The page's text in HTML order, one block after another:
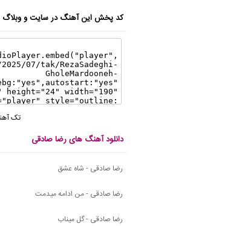
کد پخش این آهنگ در سایت و وبلاگ
تک
دانلود آهنگ های رضا صادقی
رضا صادقی - شاه عشق
رضا صادقی - من ادامه میدمت
رضا صادقی - گل میناب